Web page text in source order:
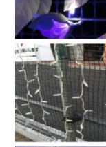
Ｈ０８
Ｈ０９